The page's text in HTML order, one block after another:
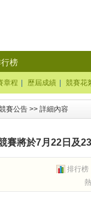
榜
章程 歷屆成績 競賽花
賽公告 >> 詳細內容
賽將於7月22日及
排行榜